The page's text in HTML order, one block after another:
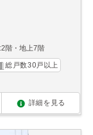
階・地上7階
総戸数30戸以上
詳細を見る